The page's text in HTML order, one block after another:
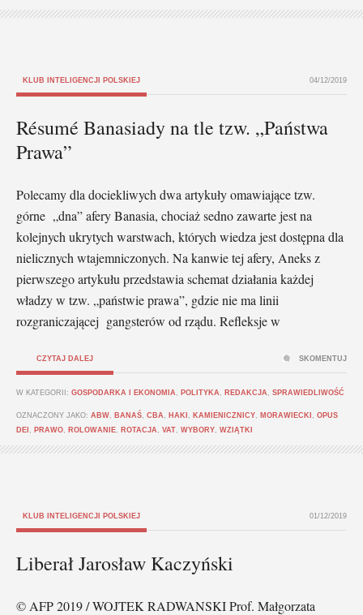
KLUB INTELIGENCJI POLSKIEJ 04/12/2019
Résumé Banasiady na tle tzw. „Państwa
Prawa”
Polecamy dla dociekliwych dwa artykuły omawiające tzw.
górne „dna” afery Banasia, chociaż sedno zawarte jest na
kolejnych ukrytych warstwach, których wiedza jest dostępna dla
nielicznych wtajemniczonych. Na kanwie tej afery, Aneks z
pierwszego artykułu przedstawia schemat działania każdej
władzy w tzw. „państwie prawa”, gdzie nie ma linii
rozgraniczającej gangsterów od rządu. Refleksje w
CZYTAJ DALEJ
W KATEGORII: GOSPODARKA I EKONOMIA POLITYKA REDAKCJA SPRAWIEDLIWOŚĆ
OZNACZONY JAKO: ABW BANAŚ CBA HAKI KAMIENICZNICY MORAWIECKI
OPUS
DEI
PRAWO ROLOWANIE ROTACJA VAT WYBORY WZIĄTKI
SKOMENTUJ
KLUB INTELIGENCJI POLSKIEJ 01/12/2019
Liberał Jarosław Kaczyński
© AFP 2019 / WOJTEK RADWANSKI Prof. Małgorzata